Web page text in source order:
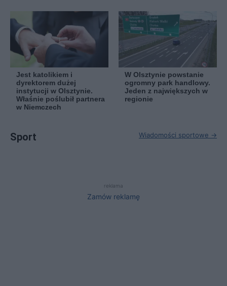
Jest katolikiem i
dyrektorem dużej
instytucji w Olsztynie.
Właśnie poślubił partnera
w Niemczech
W Olsztynie powstanie
ogromny park handlowy.
Jeden z największych w
regionie
Sport Wiadomości sportowe →
reklama
Zamów reklamę